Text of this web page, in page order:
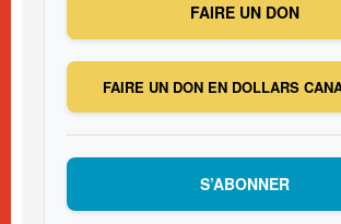
FAIRE UN DON
FAIRE UN DON EN DOLLARS
S’ABONNER